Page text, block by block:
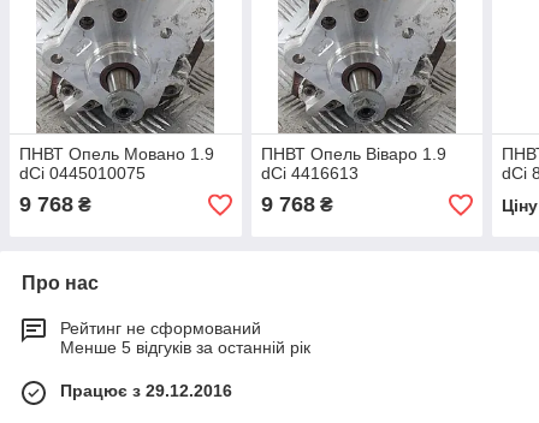
ПНВТ Опель Мовано 1.9
dCi 0445010075
9 768 ₴
ПНВТ Опель Віваро 1.9
dCi 4416613
9 768₴
dCi
Про нас
Рейтинг не сформований
Менше 5 відгуків за останній рік
Працює з 29.12.2016